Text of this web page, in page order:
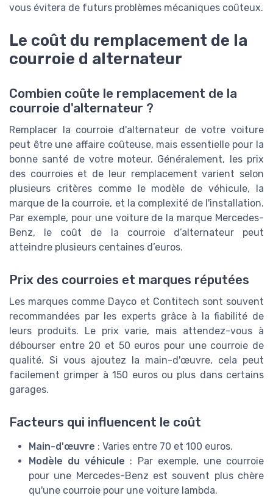
vous évitera de futurs problèmes mécaniques coûteux.
Le coût du remplacement de la
courroie d alternateur
Combien coûte le remplacement de la
courroie d'alternateur ?
Remplacer la courroie d'alternateur de votre voiture
peut être une affaire coûteuse, mais essentielle pour la
bonne santé de votre moteur. Généralement, les prix
des courroies et de leur remplacement varient selon
plusieurs critères comme le modèle de véhicule, la
marque de la courroie, et la complexité de l'installation.
Par exemple, pour une voiture de la marque Mercedes-
Benz, le coût de la courroie d’alternateur peut
atteindre plusieurs centaines d’euros.
Prix des courroies et marques réputées
Les marques comme Dayco et Contitech sont souvent
recommandées par les experts grâce à la fiabilité de
leurs produits. Le prix varie, mais attendez-vous à
débourser entre 20 et 50 euros pour une courroie de
qualité. Si vous ajoutez la main-d'œuvre, cela peut
facilement grimper à 150 euros ou plus dans certains
garages.
Facteurs qui influencent le coût
Main-d'œuvre : Varies entre 70 et 100 euros.
Modèle du véhicule : Par exemple, une courroie
pour une Mercedes-Benz est souvent plus chère
qu'une courroie pour une voiture lambda.